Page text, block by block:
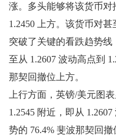
涨。多头能够将该货币对
1.2450 上方。该货币对甚
突破了关键的看跌趋势线
至从 1.2607 波动高点到
那契回撤位上方。
上行方面，英镑/美元图
1.2545 附近，即从
势的 76.4% 斐波那契回